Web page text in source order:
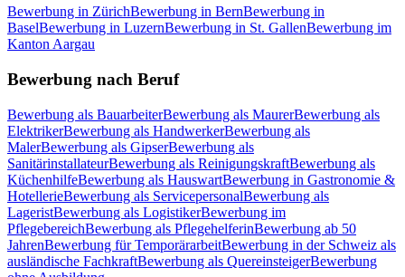
Bewerbung in ZürichBewerbung in BernBewerbung in
BaselBewerbung in LuzernBewerbung in St. GallenBewerbung im
Kanton Aargau
Bewerbung nach Beruf
Bewerbung als BauarbeiterBewerbung als MaurerBewerbung als
ElektrikerBewerbung als HandwerkerBewerbung als
MalerBewerbung als GipserBewerbung als
SanitärinstallateurBewerbung als ReinigungskraftBewerbung als
KüchenhilfeBewerbung als HauswartBewerbung in Gastronomie &
HotellerieBewerbung als ServicepersonalBewerbung als
LageristBewerbung als LogistikerBewerbung im
PflegebereichBewerbung als PflegehelferinBewerbung ab 50
JahrenBewerbung für TemporärarbeitBewerbung in der Schweiz als
ausländische FachkraftBewerbung als QuereinsteigerBewerbung